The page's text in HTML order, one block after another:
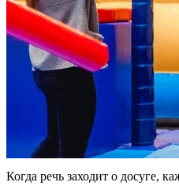
Когда речь заходит о досуге,